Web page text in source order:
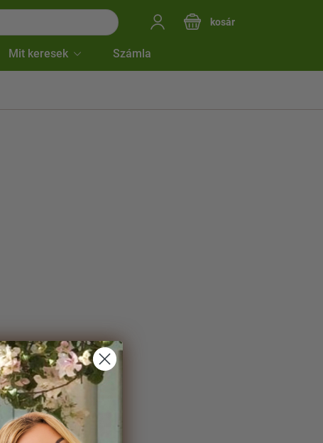
kosár
Mit keresek Számla